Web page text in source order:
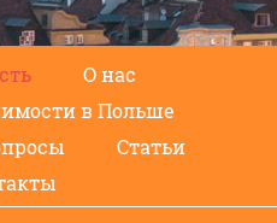
О нас
в Польше
Статьи